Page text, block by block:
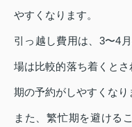
やすくなります。
引っ越し費用は、3〜4
場は比較的落ち着くと
期の予約がしやすくなり
また、繁忙期を避ける